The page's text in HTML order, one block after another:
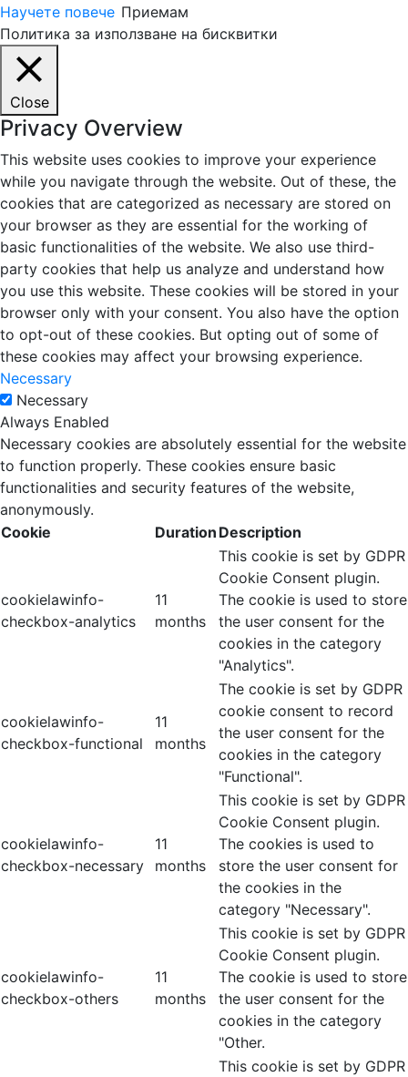
Научете повече Приемам
Политика за използване на бисквитки
Close
Privacy Overview
This website uses cookies to improve your experience
while you navigate through the website. Out of these, the
cookies that are categorized as necessary are stored on
your browser as they are essential for the working of
basic functionalities of the website. We also use third-
party cookies that help us analyze and understand how
you use this website. These cookies will be stored in your
browser only with your consent. You also have the option
to opt-out of these cookies. But opting out of some of
these cookies may affect your browsing experience.
Necessary
Necessary
Always Enabled
Necessary cookies are absolutely essential for the website
to function properly. These cookies ensure basic
functionalities and security features of the website,
anonymously.
Cookie
Duration Description
cookielawinfo-
checkbox-analytics
11
months
This cookie is set by GDPR
Cookie Consent plugin.
The cookie is used to store
the user consent for the
cookies in the category
"Analytics".
cookielawinfo-
checkbox-functional
11
months
The cookie is set by GDPR
cookie consent to record
the user consent for the
cookies in the category
"Functional".
cookielawinfo-
checkbox-necessary
11
months
This cookie is set by GDPR
Cookie Consent plugin.
The cookies is used to
store the user consent for
the cookies in the
category "Necessary".
cookielawinfo-
checkbox-others
11
months
This cookie is set by GDPR
Cookie Consent plugin.
The cookie is used to store
the user consent for the
cookies in the category
"Other.
This cookie is set by GDPR